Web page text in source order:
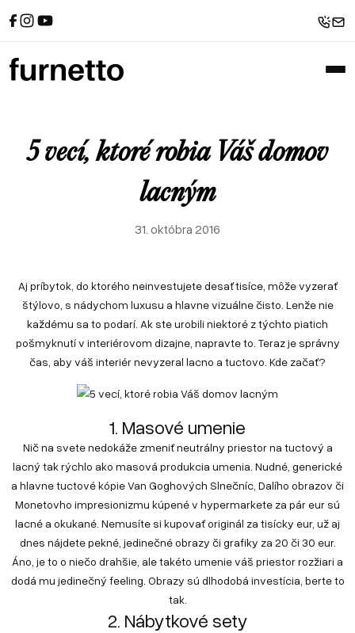
E-shop
Rohové sedačky
Pohovky
Sedačky v tvare U
Sofabeds
Kreslá
Taburety
Atypické sedačky
Postele
Atypické postele
Recenzie od zákazníkov
Sedačky u zákazníkov
Postele u zákazníkov
Zákazkové čalúnnictvo
Foto z výroby
E-shop
Rohové sedačky
Sedačky v tvare U
Kreslá
Leňošky
Taburety
Atypické sedačky
Postele
Atypické postele
Recenzie od zákazníkov
Sedačky u zákazníkov
Postele u zákazníkov
Foto z výroby
Interiéry a realizácie
5 vecí, ktoré robia Váš domov
lacným
31. októbra 2016
Aj príbytok, do ktorého neinvestujete desaťtisíce, môže vyzerať
štýlovo, s nádychom luxusu a hlavne vizuálne čisto. Lenže nie
každému sa to podarí. Ak ste urobili niektoré z týchto piatich
pošmyknutí v interiérovom dizajne, napravte to. Teraz je správny
čas, aby váš interiér nevyzeral lacno a tuctovo. Kde začať?
1. Masové umenie
Nič na svete nedokáže zmeniť neutrálny priestor na tuctový a
lacný tak rýchlo ako masová produkcia umenia. Nudné, generické
a hlavne tuctové kópie Van Goghových Slnečníc, Dalího obrazov či
Monetovho impresionizmu kúpené v hypermarkete za pár eur sú
lacné a okukané. Nemusíte si kupovať originál za tisícky eur, už aj
dnes nájdete pekné, jedinečné obrazy či grafiky za 20 či 30 eur.
Áno, je to o niečo drahšie, ale takéto umenie váš priestor rozžiari a
dodá mu jedinečný feeling. Obrazy sú dlhodobá investícia, berte to
tak.
2. Nábytkové sety